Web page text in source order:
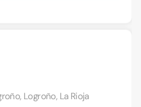
Logroño, La Rioja